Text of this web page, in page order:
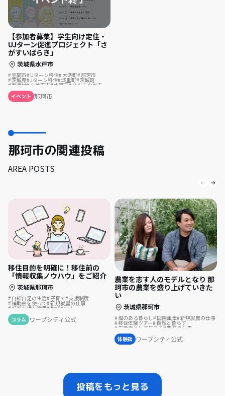
【参加者募集】学生向け定住・
UJターン促進プロジェクト「さ
がすいばらき」
茨城県水戸市
笠間市 Uターン移住 大洗町 那珂市
茨城県 Jターン移住 城里町 茨城町
東海村 小美玉市 水戸市 ひたちなか市
イベント 那珂市
那珂市の関連投稿
AREA POSTS
移住目的を明確に！移住前の
「情報収集ノウハウ」をご紹介
茨城県那珂市
自給自足の生活 子育て 支援制度
補助金を使って 新規就農の仕事
起業支援を活用 地域おこし
移住を機に起業
地方移住 古民家を活用 お試し移住
漁師の仕事
コラム ワープシティ公式
農業を志す人のモデルとなり 那
珂市の農業を盛り上げていきた
い
茨城県那珂市
畑のある暮らし 田園風景 新規就農の仕事
移住体験ツアー 自然と暮らす
生産者として生きる 農業の仕事
体験談 ワープシティ公式
投稿をもっと見る